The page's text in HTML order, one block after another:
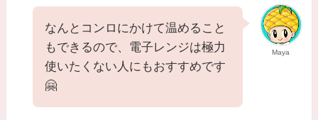
Maya
なんとコンロにかけて温めること
もできるので、電子レンジは極力
使いたくない人にもおすすめです
🤗